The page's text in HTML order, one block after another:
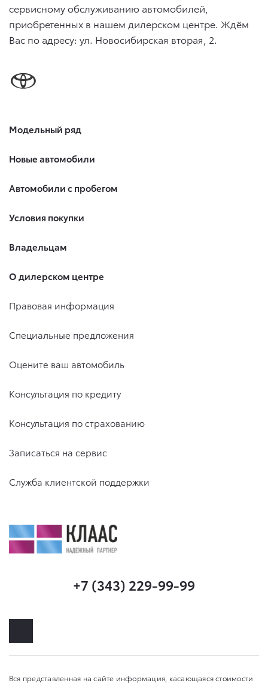
сервисному обслуживанию автомобилей,
приобретенных в нашем дилерском центре. Ждём
Вас по адресу: ул. Новосибирская вторая, 2.
Модельный ряд
Новые автомобили
Автомобили с пробегом
Условия покупки
Владельцам
О дилерском центре
Правовая информация
Специальные предложения
Оцените ваш автомобиль
Консультация по кредиту
Консультация по страхованию
Записаться на сервис
Служба клиентской поддержки
+7 (343) 229-99-99
Вся представленная на сайте информация, касающаяся стоимости